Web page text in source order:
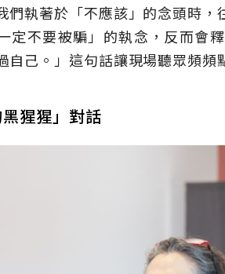
們執著於「不應該」的念頭時
定不要被騙」的執念，反而會
自己。」這句話讓現場聽眾頻頻
猩猩」對話